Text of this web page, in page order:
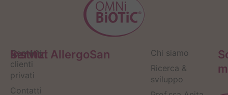
Servizi
Contatti
clienti
privati
Contatti
Institut AllergoSan
Chi siamo
Ricerca &
sviluppo